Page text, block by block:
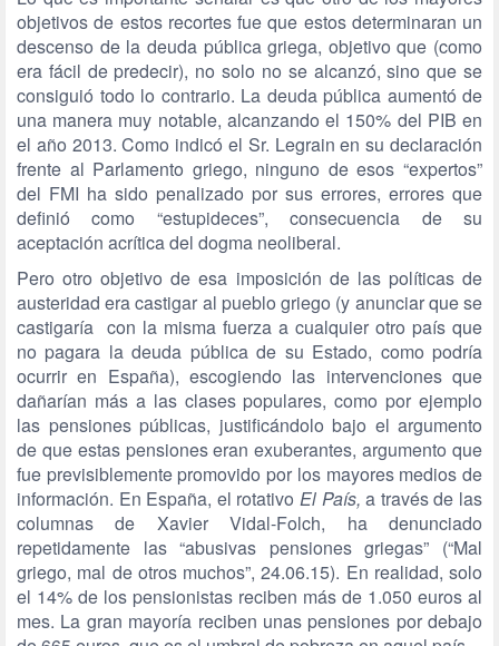
objetivos de estos recortes fue que estos determinaran un
descenso de la deuda pública griega, objetivo que (como
era fácil de predecir), no solo no se alcanzó, sino que se
consiguió todo lo contrario. La deuda pública aumentó de
una manera muy notable, alcanzando el 150% del PIB en
el año 2013. Como indicó el Sr. Legrain en su declaración
frente al Parlamento griego, ninguno de esos “expertos”
del FMI ha sido penalizado por sus errores, errores que
definió como “estupideces”, consecuencia de su
aceptación acrítica del dogma neoliberal.
Pero otro objetivo de esa imposición de las políticas de
austeridad era castigar al pueblo griego (y anunciar que se
castigaría con la misma fuerza a cualquier otro país que
no pagara la deuda pública de su Estado, como podría
ocurrir en España), escogiendo las intervenciones que
dañarían más a las clases populares, como por ejemplo
las pensiones públicas, justificándolo bajo el argumento
de que estas pensiones eran exuberantes, argumento que
fue previsiblemente promovido por los mayores medios de
información. En España, el rotativo El País,a través de las
columnas de Xavier Vidal-Folch, ha denunciado
repetidamente las “abusivas pensiones griegas” (“Mal
griego, mal de otros muchos”, 24.06.15). En realidad, solo
el 14% de los pensionistas reciben más de 1.050 euros al
mes. La gran mayoría reciben unas pensiones por debajo